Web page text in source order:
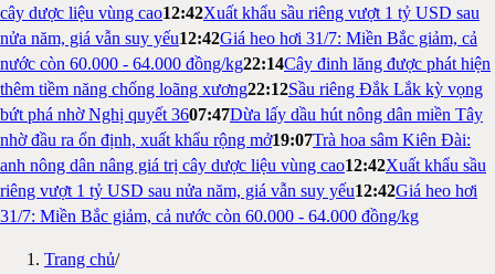
cây dược liệu vùng cao12:42Xuất khẩu sầu riêng vượt 1 tỷ USD sau
nửa năm, giá vẫn suy yếu12:42Giá heo hơi 31/7: Miền Bắc giảm, cả
nước còn 60.000 - 64.000 đồng/kg22:14Cây đinh lăng được phát hiện
thêm tiềm năng chống loãng xương22:12Sầu riêng Đắk Lắk kỳ vọng
bứt phá nhờ Nghị quyết 3607:47Dừa lấy dầu hút nông dân miền Tây
nhờ đầu ra ổn định, xuất khẩu rộng mở19:07Trà hoa sâm Kiên Đài:
anh nông dân nâng giá trị cây dược liệu vùng cao12:42Xuất khẩu sầu
riêng vượt 1 tỷ USD sau nửa năm, giá vẫn suy yếu12:42Giá heo hơi
31/7: Miền Bắc giảm, cả nước còn 60.000 - 64.000 đồng/kg
Trang chủ/